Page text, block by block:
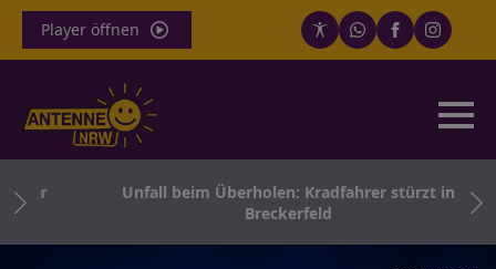
Player öffnen
Unfall beim Überholen: Kradfahrer stürzt in
Breckerfeld